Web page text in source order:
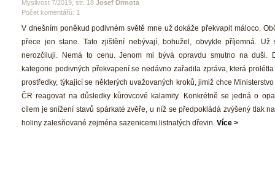
Myslivost 7/2019, str. 18 Josef Drmota
Počet komentářů: 1
V dnešním poněkud podivném světě mne už dokáže překvapit máloco.
přece jen stane. Tato zjištění nebývají, bohužel, obvykle příjemná. Už
nerozčiluji. Nemá to cenu. Jenom mi bývá opravdu smutno na duši.
kategorie podivných překvapení se nedávno zařadila zpráva, která
prostředky, týkající se některých uvažovaných kroků, jimiž chce
ČR reagovat na důsledky kůrovcové kalamity. Konkrétně se jedná o
cílem je snížení stavů spárkaté zvěře, u níž se předpokládá zvýšený tlak
holiny zalesňované zejména sazenicemi listnatých dřevin. Více >